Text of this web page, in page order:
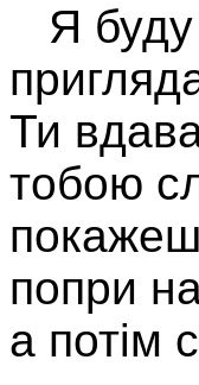
Я буду
Ти
тобою
попри
а потім